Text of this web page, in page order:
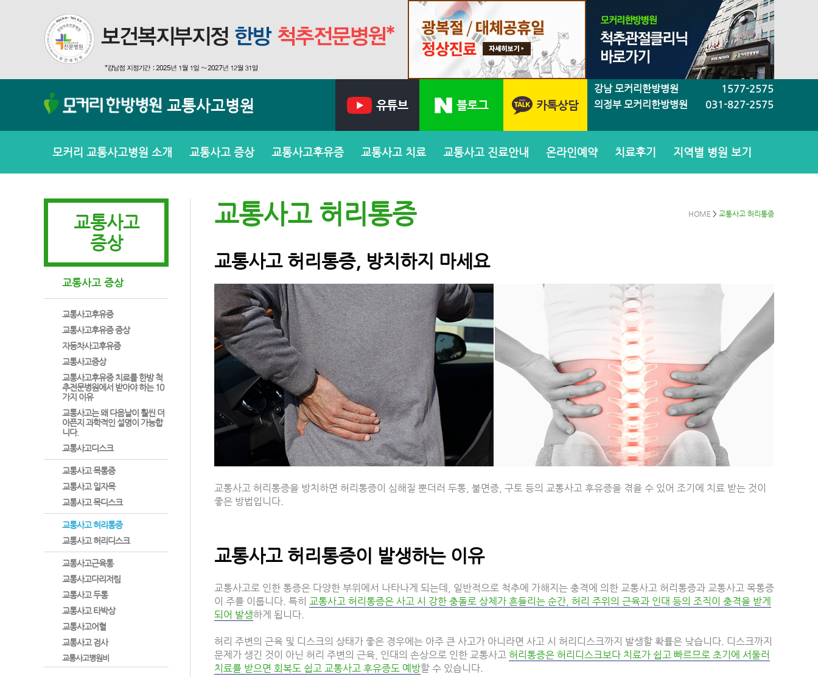
교통사고병원
강남 모커리한방병원
1577-2575
의정부 모커리한방병원
031-827-2575
모커리 교통사고병원 소개 교통사고 증상 교통사고후유증 교통사고 치료 교통사고 진료안내 온라인예약 치료후기 지역별 병원 보기
교통사고
증상
교통사고 증상
교통사고후유증
교통사고후유증 증상
자동차사고후유증
교통사고증상
교통사고후유증 치료를 한방 척
추전문병원에서 받아야 하는 10
가지 이유
교통사고는 왜 다음날이 훨씬 더
아픈지 과학적인 설명이 가능합
니다.
교통사고디스크
교통사고 목통증
교통사고 일자목
교통사고 목디스크
교통사고 허리통증
교통사고 허리디스크
교통사고근육통
교통사고다리저림
교통사고 두통
교통사고 타박상
교통사고어혈
교통사고 검사
교통사고병원비
교통사고 허리통증 HOME > 교통사고 허리통증
교통사고 허리통증, 방치하지 마세요
교통사고 허리통증을 방치하면 허리통증이 심해질 뿐더러 두통, 불면증, 구토 등의 교통사고 후유증을 겪을 수 있어 조기에 치료 받는 것이
좋은 방법입니다.
교통사고 허리통증이 발생하는 이유
교통사고로 인한 통증은 다양한 부위에서 나타나게 되는데, 일반적으로 척추에 가해지는 충격에 의한 교통사고 허리통증과 교통사고 목통증
이 주를 이룹니다. 특히 교통사고 허리통증은 사고 시 강한 충돌로 상체가 흔들리는 순간, 허리 주위의 근육과 인대 등의 조직이 충격을 받게
되어 발생하게 됩니다.
허리 주변의 근육 및 디스크의 상태가 좋은 경우에는 아주 큰 사고가 아니라면 사고 시 허리디스크까지 발생할 확률은 낮습니다. 디스크까지
문제가 생긴 것이 아닌 허리 주변의 근육, 인대의 손상으로 인한 교통사고 허리통증은 허리디스크보다 치료가 쉽고 빠르므로 초기에 서둘러
치료를 받으면 회복도 쉽고 교통사고 후유증도 예방할 수 있습니다.